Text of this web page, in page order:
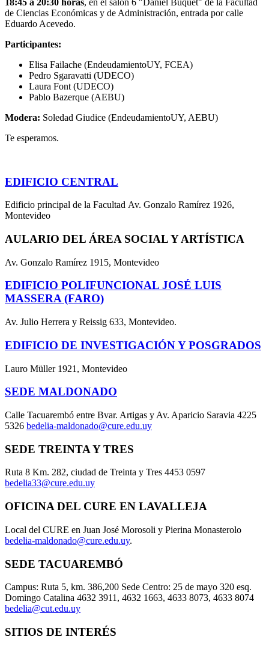
de Ciencias Económicas y de Administración, entrada por calle
Eduardo Acevedo.
Participantes:
Elisa Failache (EndeudamientoUY, FCEA)
Pedro Sgaravatti (UDECO)
Laura Font (UDECO)
Pablo Bazerque (AEBU)
Modera: Soledad Giudice (EndeudamientoUY, AEBU)
Te esperamos.
EDIFICIO CENTRAL
Edificio principal de la Facultad Av. Gonzalo Ramírez 1926,
Montevideo
AULARIO DEL ÁREA SOCIAL Y ARTÍSTICA
Av. Gonzalo Ramírez 1915, Montevideo
EDIFICIO POLIFUNCIONAL JOSÉ LUIS
MASSERA (FARO)
Av. Julio Herrera y Reissig 633, Montevideo.
EDIFICIO DE INVESTIGACIÓN Y POSGRADOS
Lauro Müller 1921, Montevideo
SEDE MALDONADO
Calle Tacuarembó entre Bvar. Artigas y Av. Aparicio Saravia 4225
5326 bedelia-maldonado@cure.edu.uy
SEDE TREINTA Y TRES
Ruta 8 Km. 282, ciudad de Treinta y Tres 4453 0597
bedelia33@cure.edu.uy
OFICINA DEL CURE EN LAVALLEJA
Local del CURE en Juan José Morosoli y Pierina Monasterolo
bedelia-maldonado@cure.edu.uy.
SEDE TACUAREMBÓ
Campus: Ruta 5, km. 386,200 Sede Centro: 25 de mayo 320 esq.
Domingo Catalina 4632 3911, 4632 1663, 4633 8073, 4633 8074
bedelia@cut.edu.uy
SITIOS DE INTERÉS